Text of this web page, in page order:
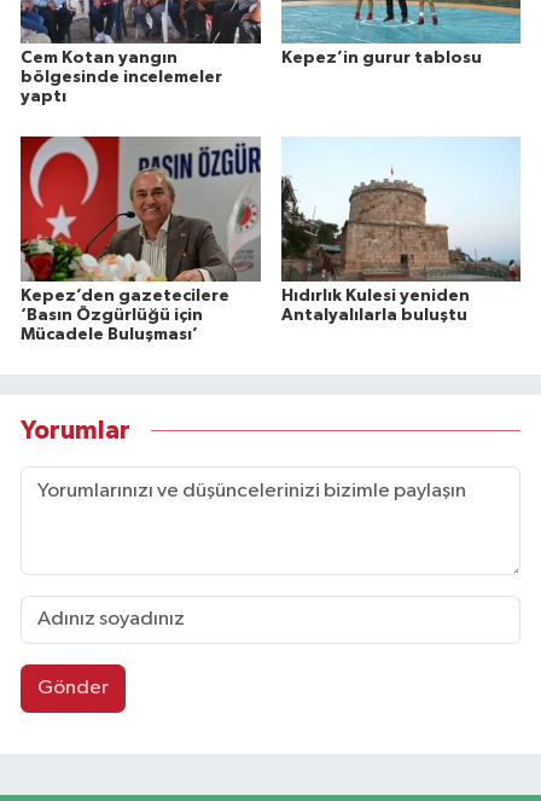
Cem Kotan yangın
bölgesinde incelemeler
yaptı
Kepez’in gurur tablosu
Kepez’den gazetecilere
‘Basın Özgürlüğü için
Mücadele Buluşması’
Hıdırlık Kulesi yeniden
Antalyalılarla buluştu
Yorumlar
Gönder